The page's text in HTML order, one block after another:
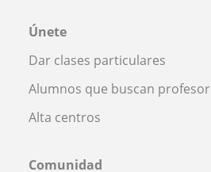
Únete
Dar clases particulares
Alumnos que buscan profesor
Alta centros
Comunidad